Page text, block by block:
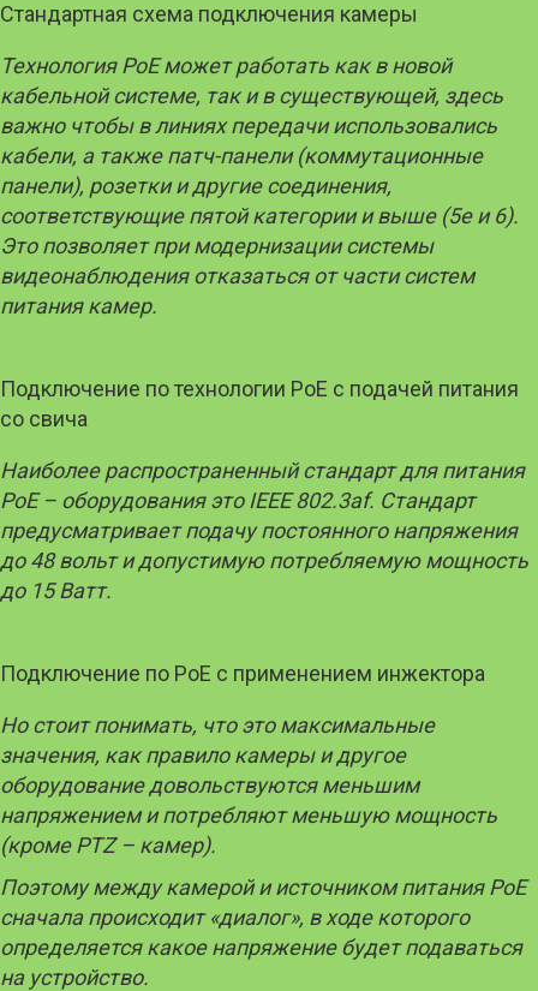
Стандартная схема подключения камеры
ТехнологияPoE может работать как в новой
кабельной системе, так и в существующей, здесь
важно чтобы в линиях передачи использовались
кабели, а также патч-панели (коммутационные
панели), розетки и другие соединения,
соответствующие пятой категории и выше (5е и 6).
Это позволяет при модернизации системы
видеонаблюдения отказаться от части систем
питания камер.
Подключение по технологии PoE с подачей питания
со свича
Наиболее распространенный стандарт для питания
PoE – оборудования это IEEE802.3af. Стандарт
предусматривает подачу постоянного напряжения
до 48 вольт и допустимую потребляемую мощность
до 15 Ватт.
Подключение по PoE с применением инжектора
Но стоит понимать, что это максимальные
значения, как правило камеры и другое
оборудование довольствуются меньшим
напряжением и потребляют меньшую мощность
(кромеPTZ – камер).
Поэтому между камерой и источником питанияPoE
сначала происходит «диалог», в ходе которого
определяется какое напряжение будет подаваться
на устройство.